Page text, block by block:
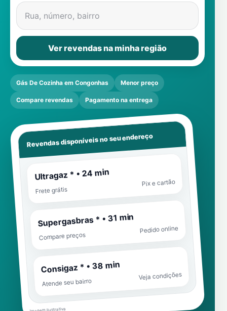
Contatos
Rua, número, bairro
Ver revendas na minha região
Gás De Cozinha em Congonhas Menor preço
Compare revendas Pagamento na entrega
Revendas disponíveis no seu endereço
Ultragaz * • 24 min
Frete grátis
Pix e cartão
Supergasbras * • 31 min
Compare preços
Pedido online
Consigaz * • 38 min
Atende seu bairro
Veja condições